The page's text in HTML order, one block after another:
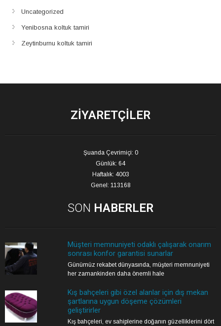
Uncategorized
Yenibosna koltuk tamiri
Zeytinburnu koltuk tamiri
ZIYARETÇILER
Şuanda Çevrimiçi: 0
Günlük: 64
Haftalık: 4003
Genel: 113168
SON HABERLER
Müşteri memnuniyeti odaklı çalışarak onarım
sonrası konfor garantisi sunarlar
Günümüz rekabet dünyasında, müşteri memnuniyeti
her zamankinden daha önemli hale
Kış bahçeleri gibi özel alanlar için dış mekan
şartlarına uygun döşeme çözümleri
geliştirirler
Kış bahçeleri, ev sahiplerine doğanın güzelliklerini dört